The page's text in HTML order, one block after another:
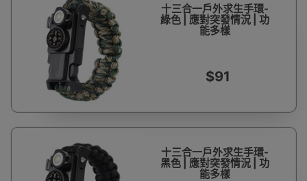
十三合一戶外求生手環-
綠色 | 應對突發情況 |​​ 功
能多樣
$91
十三合一戶外求生手環-
黑色 | 應對突發情況 |​​ 功
能多樣